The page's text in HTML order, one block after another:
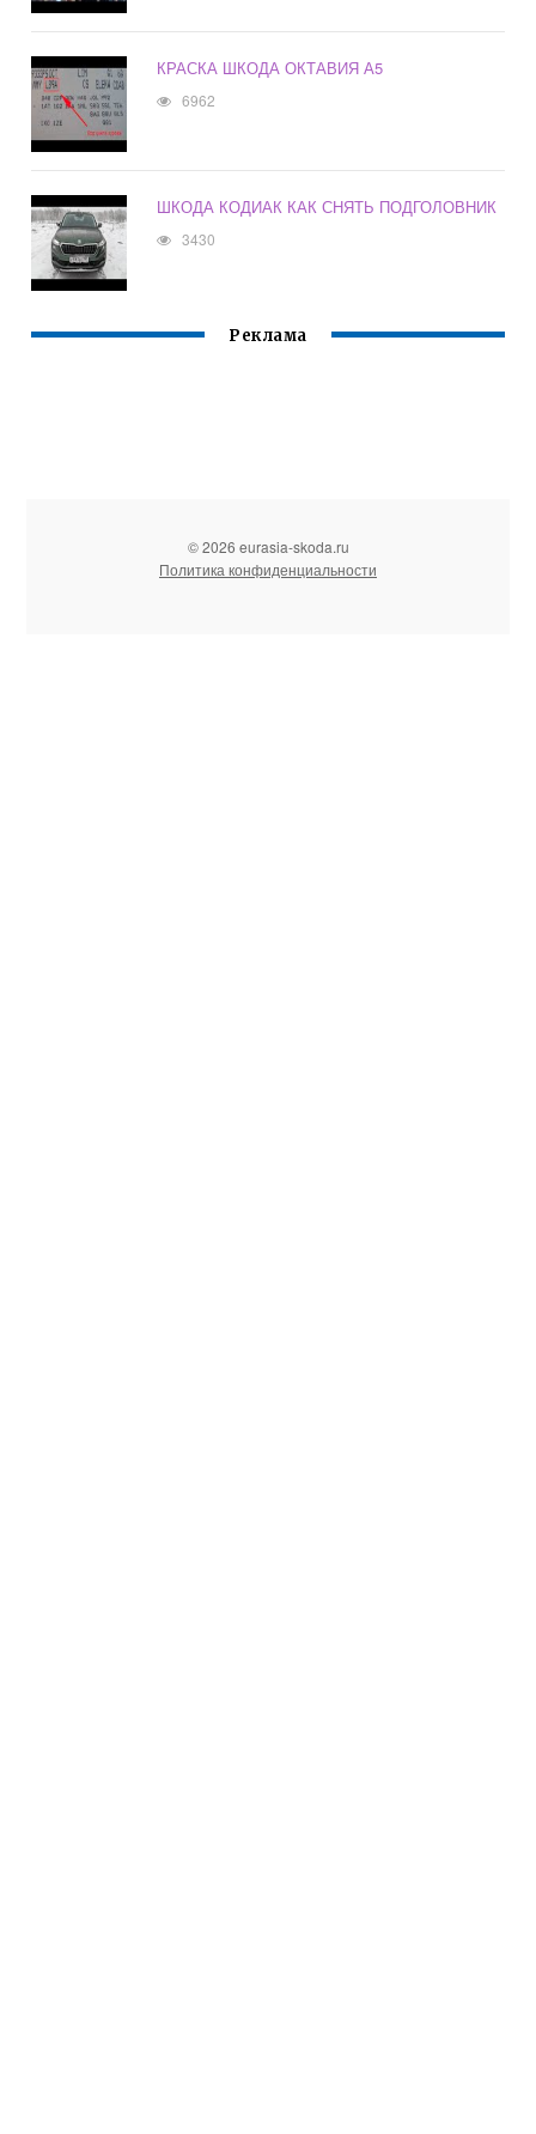
КРАСКА ШКОДА ОКТАВИЯ А5
6962
ШКОДА КОДИАК КАК СНЯТЬ ПОДГОЛОВНИК
3430
Реклама
© 2026 eurasia-skoda.ru
Политика конфиденциальности